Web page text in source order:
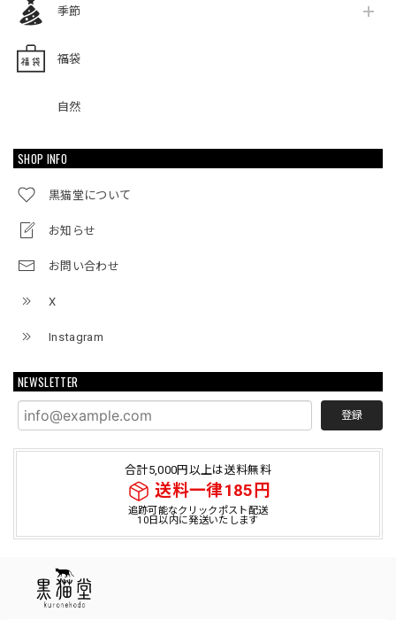
季節
福袋
自然
SHOP INFO
黒猫堂について
お知らせ
お問い合わせ
X
Instagram
NEWSLETTER
登録
合計5,000円以上は送料無料
送料一律185円
追跡可能なクリックポスト配送
10日以内に発送いたします